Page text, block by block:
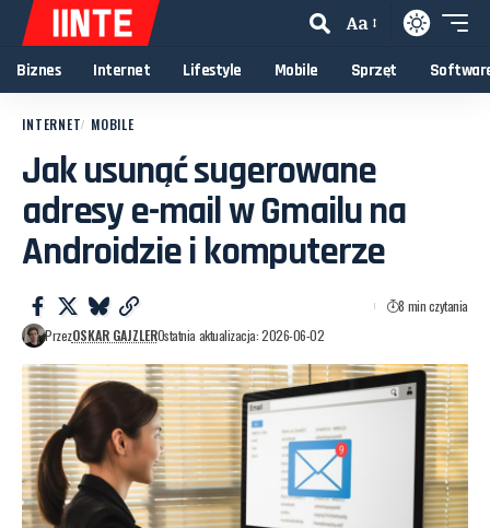
Aa
Biznes Internet Lifestyle Mobile Sprzęt
INTERNET MOBILE
Jak usunąć sugerowane
adresy e-mail w Gmailu na
Androidzie i komputerze
PrzezOSKAR GAJZLEROstatnia aktualizacja: 2026-06-02
8 min czytania